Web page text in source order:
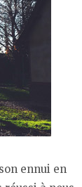
ennui en